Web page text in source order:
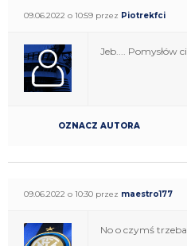
09.06.2022 o 10:59 przez Piotrekfci
Jeb.... Pomysłów
OZNACZ AUTORA
09.06.2022 o 10:30 przez maestro177
No o czymś